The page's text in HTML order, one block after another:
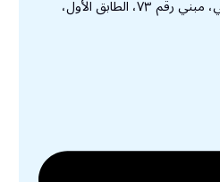
طهران ، شارع الشيخ بهائي، مبني رقم ٧٣، الطابق الأول،